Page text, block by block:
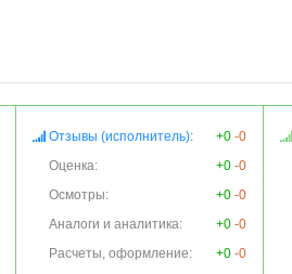
Отзывы (исполнитель): +0 -0
Оценка:
+0 -0
Осмотры:
+0 -0
Аналоги и аналитика:
+0 -0
Расчеты, оформление:
+0 -0